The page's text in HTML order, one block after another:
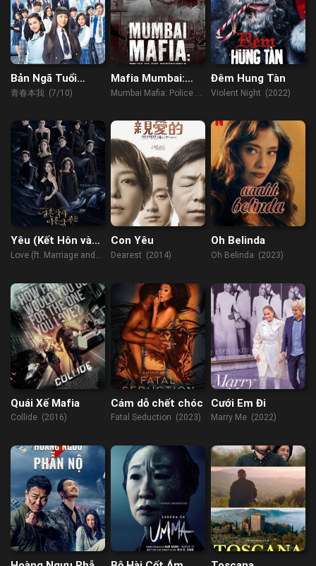
Bản Ngã Tuổi
Thanh Xuân
青春本我 (7/10)
Mafia Mumbai:
Cảnh Sát Và Thế
Mumbai Mafia: Police vs
Đêm Hung Tàn
Violent Night (2022)
Yêu (Kết Hôn và
Ly Dị) 3
Love (ft. Marriage and
Con Yêu
Dearest (2014)
Oh Belinda
Oh Belinda (2023)
Quái Xế Mafia
Collide (2016)
Cám dỗ chết chóc
Fatal Seduction (2023)
Cưới Em Đi
Marry Me (2022)